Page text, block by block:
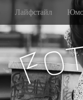
Лайфстайл
Fo